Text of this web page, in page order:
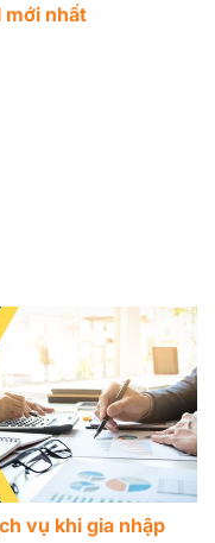
mới nhất
vụ khi gia nhập